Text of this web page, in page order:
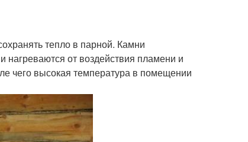
тепло в парной. Камни
нагреваются от воздействия пламени и
чего высокая температура в помещении